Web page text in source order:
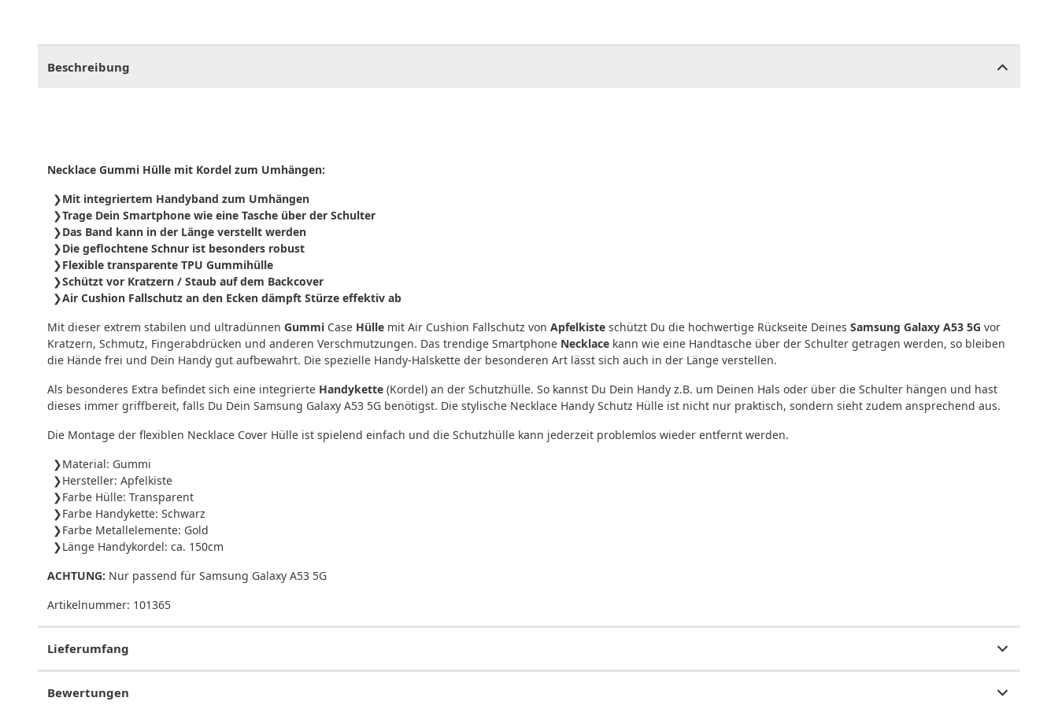
Beschreibung
Necklace Gummi Hülle mit Kordel zum Umhängen:
Mit integriertem Handyband zum Umhängen
Trage Dein Smartphone wie eine Tasche über der Schulter
Das Band kann in der Länge verstellt werden
Die geflochtene Schnur ist besonders robust
Flexible transparente TPU Gummihülle
Schützt vor Kratzern / Staub auf dem Backcover
Air Cushion Fallschutz an den Ecken dämpft Stürze effektiv ab
Mit dieser extrem stabilen und ultradünnen Gummi Case Hülle mit Air Cushion Fallschutz von Apfelkiste schützt Du die hochwertige Rückseite Deines Samsung Galaxy A53 5G vor
Kratzern, Schmutz, Fingerabdrücken und anderen Verschmutzungen. Das trendige Smartphone Necklace kann wie eine Handtasche über der Schulter getragen werden, so bleiben
die Hände frei und Dein Handy gut aufbewahrt. Die spezielle Handy-Halskette der besonderen Art lässt sich auch in der Länge verstellen.
Als besonderes Extra befindet sich eine integrierte Handykette (Kordel) an der Schutzhülle. So kannst Du Dein Handy z.B. um Deinen Hals oder über die Schulter hängen und hast
dieses immer griffbereit, falls Du Dein Samsung Galaxy A53 5G benötigst. Die stylische Necklace Handy Schutz Hülle ist nicht nur praktisch, sondern sieht zudem ansprechend aus.
Die Montage der flexiblen Necklace Cover Hülle ist spielend einfach und die Schutzhülle kann jederzeit problemlos wieder entfernt werden.
Material: Gummi
Hersteller: Apfelkiste
Farbe Hülle: Transparent
Farbe Handykette: Schwarz
Farbe Metallelemente: Gold
Länge Handykordel: ca. 150cm
ACHTUNG: Nur passend für Samsung Galaxy A53 5G
Artikelnummer: 101365
Lieferumfang
Bewertungen